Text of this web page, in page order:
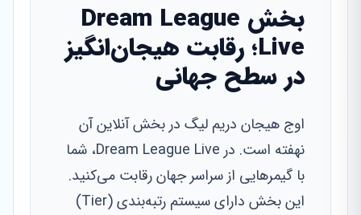
بخش Dream League
Live؛ رقابت هیجان‌انگیز
در سطح جهانی
اوج هیجان دریم لیگ در بخش آنلاین آن
نهفته است. در Dream League Live، شما
با گیمرهایی از سراسر جهان رقابت می‌کنید.
این بخش دارای سیستم رتبه‌بندی (Tier)